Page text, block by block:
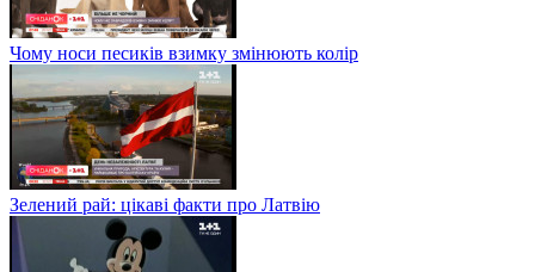
Чому носи песиків взимку змінюють колір
Зелений рай: цікаві факти про Латвію